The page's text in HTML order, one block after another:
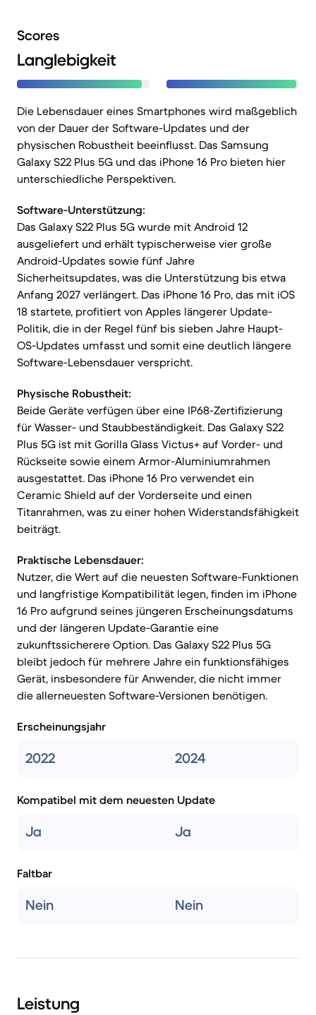
Scores
Langlebigkeit
Die Lebensdauer eines Smartphones wird maßgeblich
von der Dauer der Software-Updates und der
physischen Robustheit beeinflusst. Das Samsung
Galaxy S22 Plus 5G und das iPhone 16 Pro bieten hier
unterschiedliche Perspektiven.
Software-Unterstützung:
Das Galaxy S22 Plus 5G wurde mit Android 12
ausgeliefert und erhält typischerweise vier große
Android-Updates sowie fünf Jahre
Sicherheitsupdates, was die Unterstützung bis etwa
Anfang 2027 verlängert. Das iPhone 16 Pro, das mit iOS
18 startete, profitiert von Apples längerer Update-
Politik, die in der Regel fünf bis sieben Jahre Haupt-
OS-Updates umfasst und somit eine deutlich längere
Software-Lebensdauer verspricht.
Physische Robustheit:
Beide Geräte verfügen über eine IP68-Zertifizierung
für Wasser- und Staubbeständigkeit. Das Galaxy S22
Plus 5G ist mit Gorilla Glass Victus+ auf Vorder- und
Rückseite sowie einem Armor-Aluminiumrahmen
ausgestattet. Das iPhone 16 Pro verwendet ein
Ceramic Shield auf der Vorderseite und einen
Titanrahmen, was zu einer hohen Widerstandsfähigkeit
beiträgt.
Praktische Lebensdauer:
Nutzer, die Wert auf die neuesten Software-Funktionen
und langfristige Kompatibilität legen, finden im iPhone
16 Pro aufgrund seines jüngeren Erscheinungsdatums
und der längeren Update-Garantie eine
zukunftssicherere Option. Das Galaxy S22 Plus 5G
bleibt jedoch für mehrere Jahre ein funktionsfähiges
Gerät, insbesondere für Anwender, die nicht immer
die allerneuesten Software-Versionen benötigen.
Erscheinungsjahr
2022 2024
Kompatibel mit dem neuesten Update
Ja Ja
Faltbar
Nein Nein
Leistung